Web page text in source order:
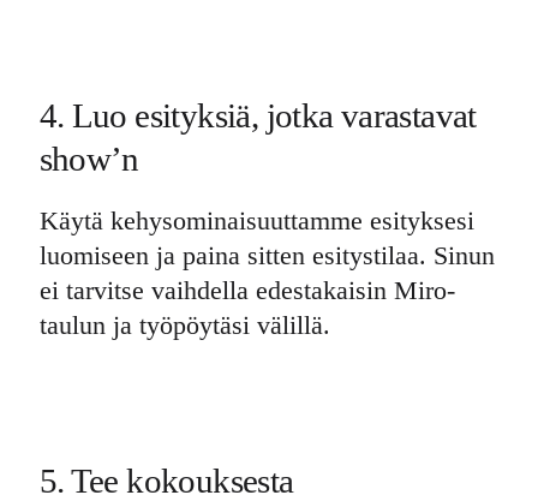
4. Luo esityksiä, jotka varastavat
show’n
Käytä kehysominaisuuttamme esityksesi
luomiseen ja paina sitten esitystilaa. Sinun
ei tarvitse vaihdella edestakaisin Miro-
taulun ja työpöytäsi välillä.
5. Tee kokouksesta